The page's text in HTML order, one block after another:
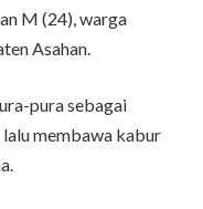
M (24), warga
Asahan.
pura sebagai
lalu membawa kabur